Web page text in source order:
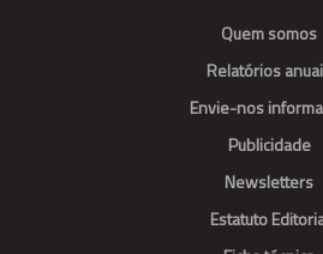
Quem somos
Relatórios
Envie-nos
Publicidade
Newsletters
Estatuto